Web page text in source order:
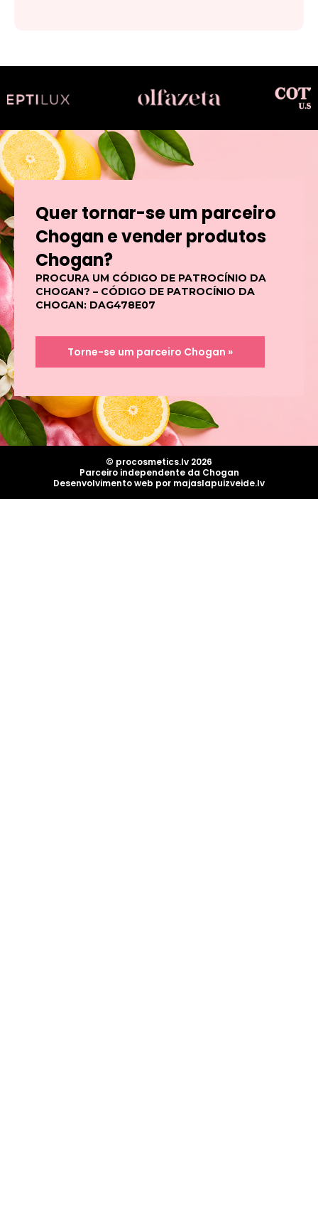
Quer tornar-se um parceiro
Chogan e vender produtos
Chogan?
PROCURA UM CÓDIGO DE PATROCÍNIO DA
CHOGAN? – CÓDIGO DE PATROCÍNIO DA
CHOGAN: DAG478E07
Torne-se um parceiro Chogan »
© procosmetics.lv 2026
Parceiro independente da Chogan
Desenvolvimento web por majaslapuizveide.lv